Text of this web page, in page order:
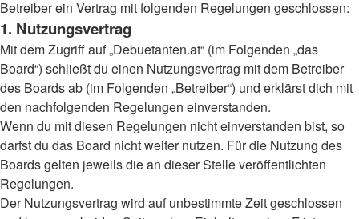
Betreiber ein Vertrag mit folgenden Regelungen geschlossen:
1. Nutzungsvertrag
Mit dem Zugriff auf „Debuetanten.at“ (im Folgenden „das
Board“) schließt du einen Nutzungsvertrag mit dem Betreiber
des Boards ab (im Folgenden „Betreiber“) und erklärst dich mit
den nachfolgenden Regelungen einverstanden.
Wenn du mit diesen Regelungen nicht einverstanden bist, so
darfst du das Board nicht weiter nutzen. Für die Nutzung des
Boards gelten jeweils die an dieser Stelle veröffentlichten
Regelungen.
Der Nutzungsvertrag wird auf unbestimmte Zeit geschlossen